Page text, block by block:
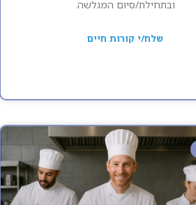
ובתחילת/סיום המגלשה.
שלח/י קורות חיים